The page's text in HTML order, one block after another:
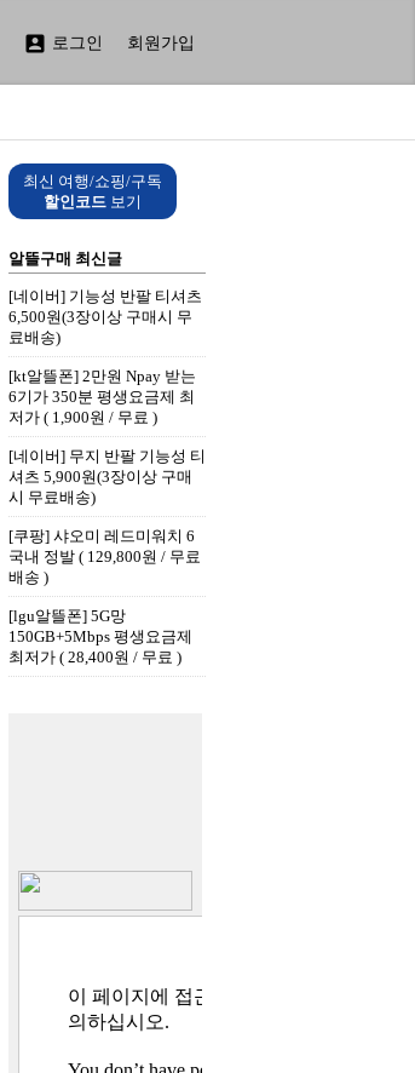
 로그인 회원가입
최신 여행/쇼핑/구독
할인코드보기
알뜰구매 최신글
[네이버] 기능성 반팔 티셔츠
6,500원(3장이상 구매시 무
료배송)
[kt알뜰폰] 2만원 Npay 받는
6기가 350분 평생요금제 최
저가 ( 1,900원 / 무료 )
[네이버] 무지 반팔 기능성 티
셔츠 5,900원(3장이상 구매
시 무료배송)
[쿠팡] 샤오미 레드미워치 6
국내 정발 ( 129,800원 / 무료
배송 )
[lgu알뜰폰] 5G망
150GB+5Mbps 평생요금제
최저가 ( 28,400원 / 무료 )